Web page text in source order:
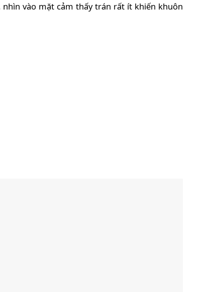
vào mặt cảm thấy trán rất ít khiến khuôn